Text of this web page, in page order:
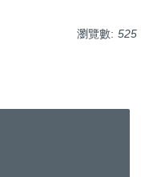
瀏覽數: 525